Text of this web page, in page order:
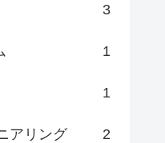
3
1
1
アリング 2